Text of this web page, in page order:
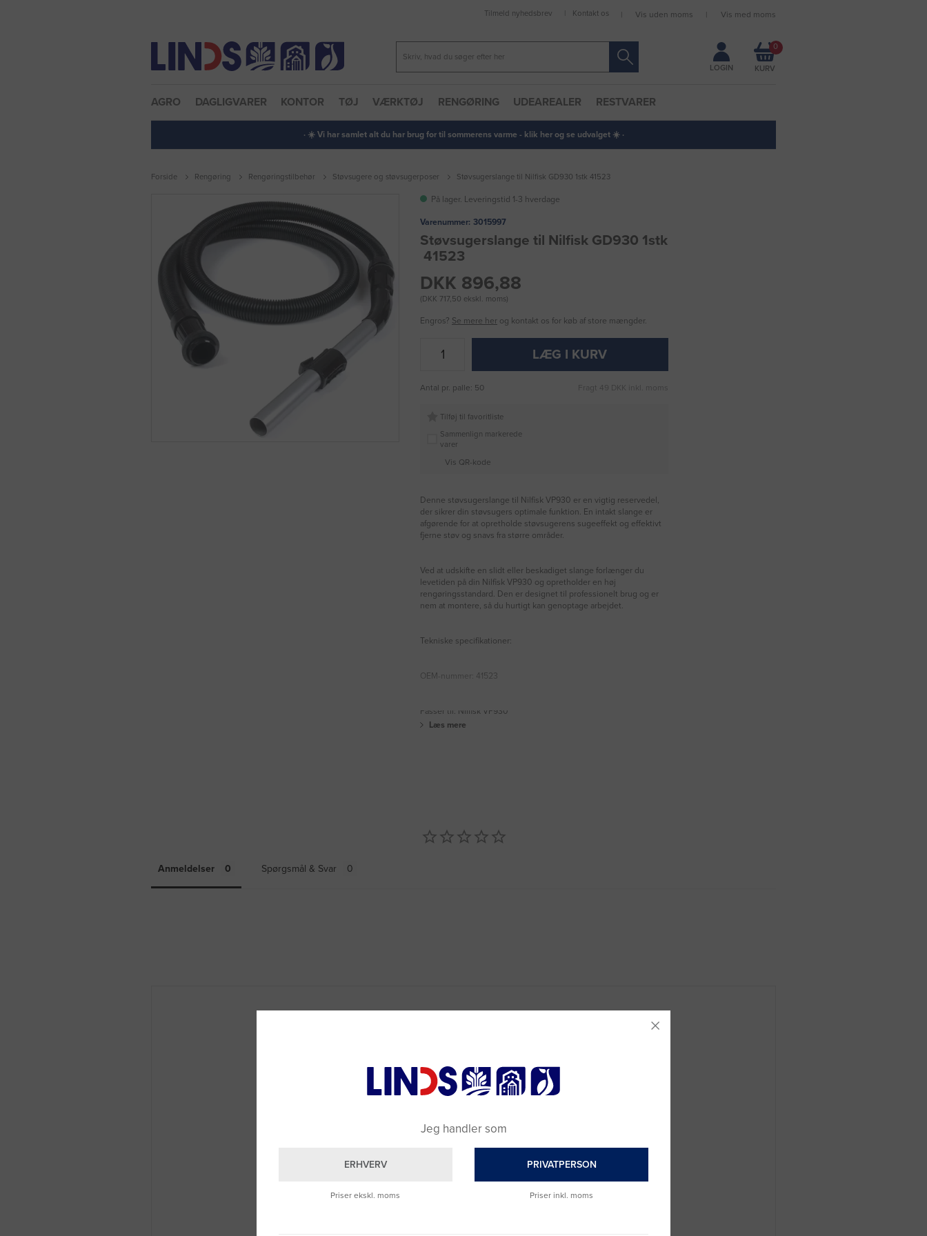
Forbliv logget ind
Tilmeld nyhedsbrev Kontakt os Vis uden moms Vis med moms
LOGIN
0
AGRO DAGLIGVARER KONTOR TØJ VÆRKTØJ RENGØRING UDEAREALER RESTVARER
· ☀️ Vi har samlet alt du har brug for til sommerens varme - klik her og se udvalget ☀️ ·
Forside Rengøring Rengøringstilbehør Støvsugere og støvsugerposer Støvsugerslange til Nilfisk GD930 1stk 41523
På lager. Leveringstid 1-3 hverdage
Varenummer: 3015997
Støvsugerslange til Nilfisk GD930 1stk
41523
DKK 896,88
(DKK 717,50 ekskl. moms)
Engros? Se mere her og kontakt os for køb af store mængder.
LÆG I KURV
Antal pr. palle: 50 Fragt 49 DKK inkl. moms
Tilføj til favoritliste
Sammenlign markerede
varer
Vis QR-kode
Denne støvsugerslange til Nilfisk VP930 er en vigtig reservedel,
der sikrer din støvsugers optimale funktion. En intakt slange er
afgørende for at opretholde støvsugerens sugeeffekt og effektivt
fjerne støv og snavs fra større områder.
Ved at udskifte en slidt eller beskadiget slange forlænger du
levetiden på din Nilfisk VP930 og opretholder en høj
rengøringsstandard. Den er designet til professionelt brug og er
nem at montere, så du hurtigt kan genoptage arbejdet.
Tekniske specifikationer:
OEM-nummer: 41523
Passer til: Nilfisk VP930
Læs mere
Anmeldelser Spørgsmål & Svar
Jeg handler som
ERHVERV
Priser ekskl. moms
PRIVATPERSON
Priser inkl. moms